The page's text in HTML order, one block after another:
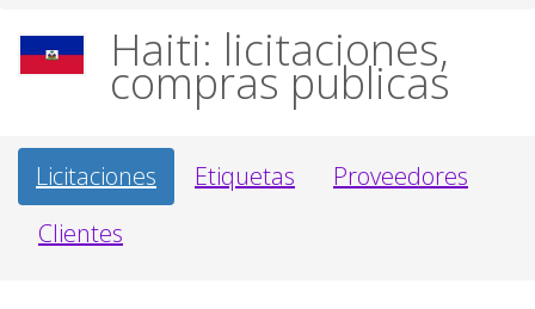
Haiti: licitaciones,
compras publicas
Licitaciones Etiquetas
Proveedores
Clientes